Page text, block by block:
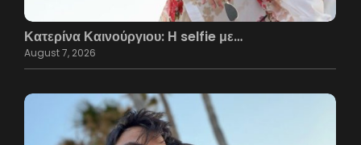
Κατερίνα Καινούργιου: Η selfie με…
August 7, 2026